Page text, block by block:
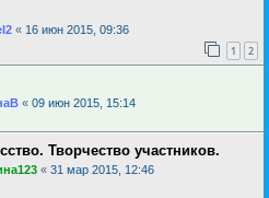
« 16 июн 2015, 09:36
1 2
« 09 июн 2015, 15:14
Творчество участников.
« 31 мар 2015, 12:46